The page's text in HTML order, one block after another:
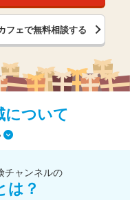
フェで無料相談する
について
チャンネルの
は？